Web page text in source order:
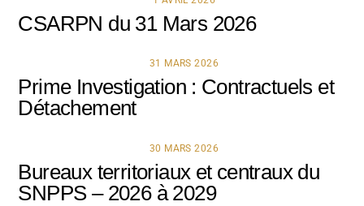
CSARPN du 31 Mars 2026
31 MARS 2026
Prime Investigation : Contractuels et
Détachement
30 MARS 2026
Bureaux territoriaux et centraux du
SNPPS – 2026 à 2029